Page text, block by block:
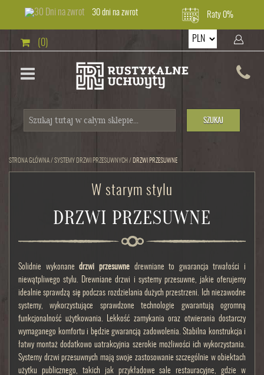
30 dni na zwrot Raty 0%
(0)
SZUKAJ
STRONA GŁÓWNA/ SYSTEMY DRZWI PRZESUWNYCH / DRZWI PRZESUWNE
W starym stylu
DRZWI PRZESUWNE
Solidnie wykonanedrzwi przesuwnedrewniane to gwarancja trwałości i
niewątpliwego stylu. Drewniane drzwi i systemy przesuwne, jakie oferujemy
idealnie sprawdzą się podczas rozdzielania dużych przestrzeni. Ich niezawodne
systemy, wykorzystujące sprawdzone technologie gwarantują ogromną
funkcjonalność użytkowania. Lekkość zamykania oraz otwierania dostarczy
wymaganego komfortu i będzie gwarancją zadowolenia. Stabilna konstrukcja i
łatwy montaż dodatkowo uatrakcyjnia szerokie możliwości ich wykorzystania.
Systemy drzwi przesuwnych mają swoje zastosowanie szczególnie w obiektach
użytku publicznego, takich jak przykładowe sale restauracyjne, gdzie w